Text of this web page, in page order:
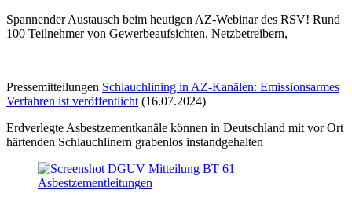
Spannender Austausch beim heutigen AZ-Webinar des RSV! Rund
100 Teilnehmer von Gewerbeaufsichten, Netzbetreibern,
Pressemitteilungen Schlauchlining in AZ-Kanälen: Emissionsarmes
Verfahren ist veröffentlicht (16.07.2024)
Erdverlegte Asbestzementkanäle können in Deutschland mit vor Ort
härtenden Schlauchlinern grabenlos instandgehalten